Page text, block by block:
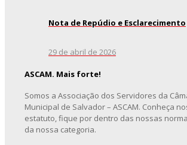
Nota de Repúdio e Esclarecimento
29 de abril de 2026
ASCAM. Mais forte!
Somos a Associação dos Servidores da
Municipal de Salvador – ASCAM. Conheça
estatuto, fique por dentro das nossas
da nossa categoria.